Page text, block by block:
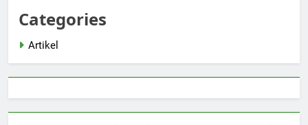
Categories
Artikel